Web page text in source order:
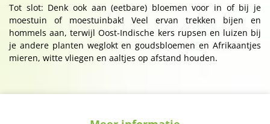
Tot slot: Denk ook aan (eetbare) bloemen voor in of bij je
moestuin of moestuinbak! Veel ervan trekken bijen en
hommels aan, terwijl Oost-Indische kers rupsen en luizen bij
je andere planten weglokt en goudsbloemen en Afrikaantjes
mieren, witte vliegen en aaltjes op afstand houden.